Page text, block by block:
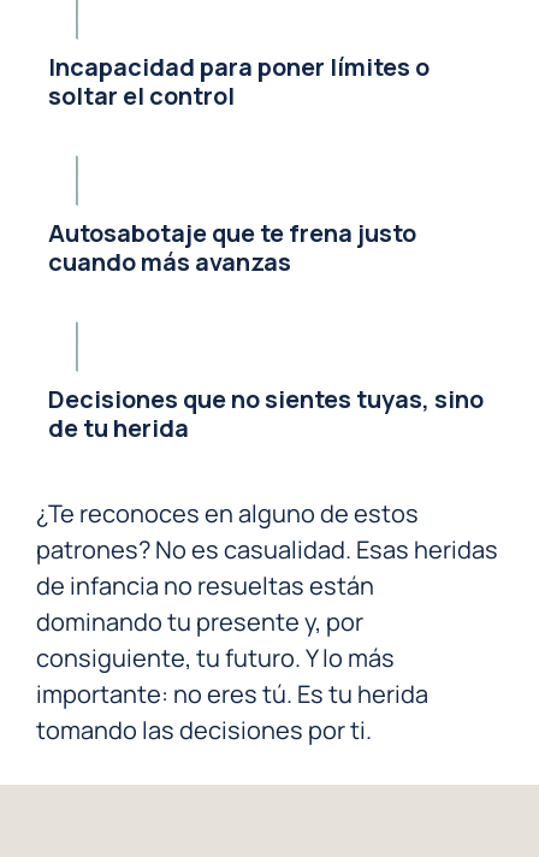
Incapacidad para poner límites o
soltar el control
Autosabotaje que te frena justo
cuando más avanzas
Decisiones que no sientes tuyas, sino
de tu herida
¿Te reconoces en alguno de estos
patrones? No es casualidad. Esas heridas
de infancia no resueltas están
dominando tu presente y, por
consiguiente, tu futuro. Y lo más
importante: no eres tú. Es tu herida
tomando las decisiones por ti.